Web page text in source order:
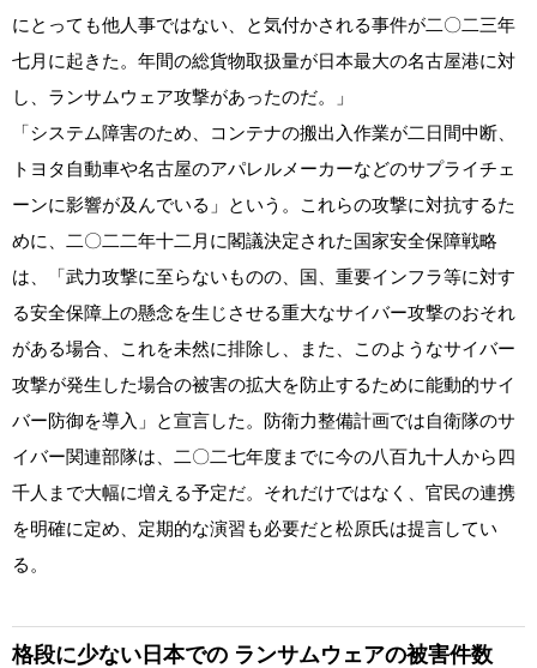
にとっても他人事ではない、と気付かされる事件が二〇二三年
七月に起きた。年間の総貨物取扱量が日本最大の名古屋港に対
し、ランサムウェア攻撃があったのだ。」
「システム障害のため、コンテナの搬出入作業が二日間中断、
トヨタ自動車や名古屋のアパレルメーカーなどのサプライチェ
ーンに影響が及んでいる」という。これらの攻撃に対抗するた
めに、二〇二二年十二月に閣議決定された国家安全保障戦略
は、「武力攻撃に至らないものの、国、重要インフラ等に対す
る安全保障上の懸念を生じさせる重大なサイバー攻撃のおそれ
がある場合、これを未然に排除し、また、このようなサイバー
攻撃が発生した場合の被害の拡大を防止するために能動的サイ
バー防御を導入」と宣言した。防衛力整備計画では自衛隊のサ
イバー関連部隊は、二〇二七年度までに今の八百九十人から四
千人まで大幅に増える予定だ。それだけではなく、官民の連携
を明確に定め、定期的な演習も必要だと松原氏は提言してい
る。
格段に少ない日本での ランサムウェアの被害件数